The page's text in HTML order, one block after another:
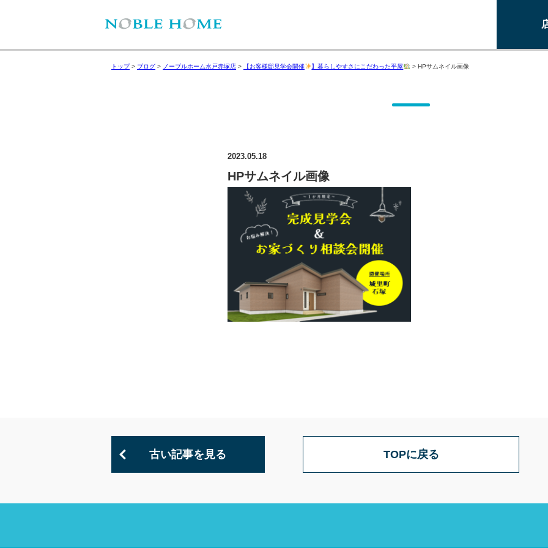
トップ> ブログ > ノーブルホーム水戸赤塚店 > 【お客様邸見学会開催 】暮らしやすさにこだわった平屋 > HPサムネイル画像
2023.05.18
HPサムネイル画像
古い記事を見る TOPに戻る